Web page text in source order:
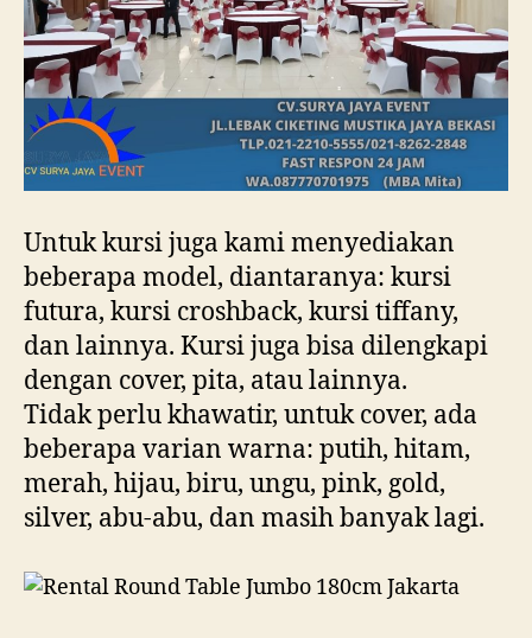
Untuk kursi juga kami menyediakan
beberapa model, diantaranya: kursi
futura, kursi croshback, kursi tiffany,
dan lainnya. Kursi juga bisa dilengkapi
dengan cover, pita, atau lainnya.
Tidak perlu khawatir, untuk cover, ada
beberapa varian warna: putih, hitam,
merah, hijau, biru, ungu, pink, gold,
silver, abu-abu, dan masih banyak lagi.